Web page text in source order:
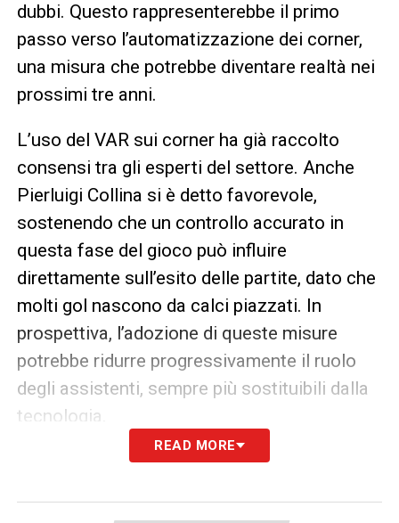
dubbi. Questo rappresenterebbe il primo
passo verso l’automatizzazione dei corner,
una misura che potrebbe diventare realtà nei
prossimi tre anni.
L’uso del VAR sui corner ha già raccolto
consensi tra gli esperti del settore. Anche
Pierluigi Collina si è detto favorevole,
sostenendo che un controllo accurato in
questa fase del gioco può influire
direttamente sull’esito delle partite, dato che
molti gol nascono da calci piazzati. In
prospettiva, l’adozione di queste misure
potrebbe ridurre progressivamente il ruolo
degli assistenti, sempre più sostituibili dalla
tecnologia.
La Coppa del Mondo 2026 si prepara quindi
tecnologico. Dopo il successo del fuorigioco
READ MORE